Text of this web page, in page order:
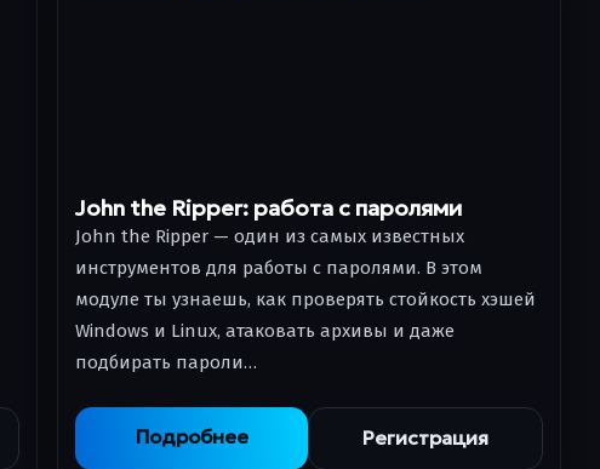
John the Ripper: работа с паролями
John the Ripper — один из самых известных
инструментов для работы с паролями. В этом
модуле ты узнаешь, как проверять стойкость хэшей
Windows и Linux, атаковать архивы и даже
подбирать пароли…
Подробнее Регистрация